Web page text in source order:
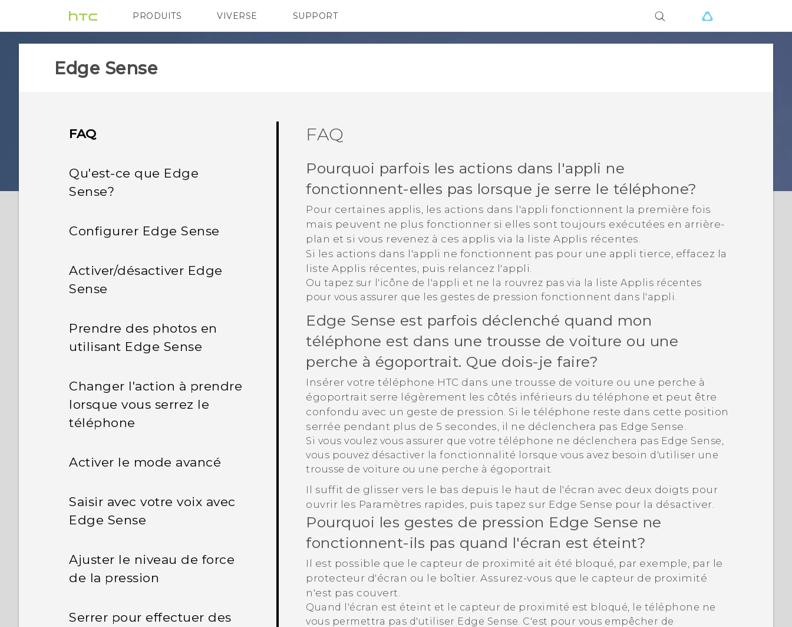
PRODUITS
VIVE G REIGNS SMARTPHONES
VIVERSE SUPPORT
Appareils HTC & Accessoires
Edge Sense
FAQ
Qu'est-ce que Edge
Sense?
Configurer Edge Sense
Activer/désactiver Edge
Sense
Prendre des photos en
utilisant Edge Sense
Changer l'action à prendre
lorsque vous serrez le
téléphone
Activer le mode avancé
Saisir avec votre voix avec
Edge Sense
Ajuster le niveau de force
de la pression
Serrer pour effectuer des
FAQ
Pourquoi parfois les actions dans l'appli ne
fonctionnent-elles pas lorsque je serre le téléphone?
Pour certaines applis, les actions dans l'appli fonctionnent la première fois
mais peuvent ne plus fonctionner si elles sont toujours exécutées en arrière-
plan et si vous revenez à ces applis via la listeApplis récentes.
Si les actions dans l'appli ne fonctionnent pas pour une appli tierce, effacez la
listeApplis récentes, puis relancez l'appli.
Ou tapez sur l'icône de l'appli et ne la rouvrez pas via la listeApplis récentes
pour vous assurer que les gestes de pression fonctionnent dans l'appli.
Edge Sense est parfois déclenché quand mon
téléphone est dans une trousse de voiture ou une
perche à égoportrait. Que dois-je faire?
Insérer votre téléphone HTC dans une trousse de voiture ou une perche à
égoportrait serre légèrement les côtés inférieurs du téléphone et peut être
confondu avec un geste de pression. Si le téléphone reste dans cette position
serrée pendant plus de 5 secondes, il ne déclenchera pas Edge Sense.
Si vous voulez vous assurer que votre téléphone ne déclenchera pas Edge Sense,
vous pouvez désactiver la fonctionnalité lorsque vous avez besoin d'utiliser une
trousse de voiture ou une perche à égoportrait.
Il suffit de glisser vers le bas depuis le haut de l'écran avec deux doigts pour
ouvrir les Paramètres rapides, puis tapez sur Edge Sense pour la désactiver.
Pourquoi les gestes de pression Edge Sense ne
fonctionnent-ils pas quand l'écran est éteint?
Il est possible que le capteur de proximité ait été bloqué, par exemple, par le
protecteur d'écran ou le boîtier. Assurez-vous que le capteur de proximité
n'est pas couvert.
Quand l'écran est éteint et le capteur de proximité est bloqué, le téléphone ne
vous permettra pas d'utiliser Edge Sense. C'est pour vous empêcher de